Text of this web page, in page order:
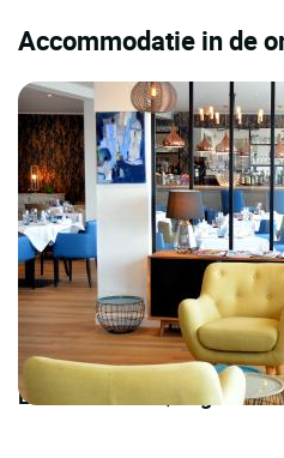
Accommodatie in de
LOGIS HOTELS | Logis